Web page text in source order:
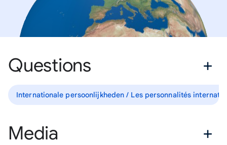
Questions
Internationale persoonlijkheden / Les personnalités
Media